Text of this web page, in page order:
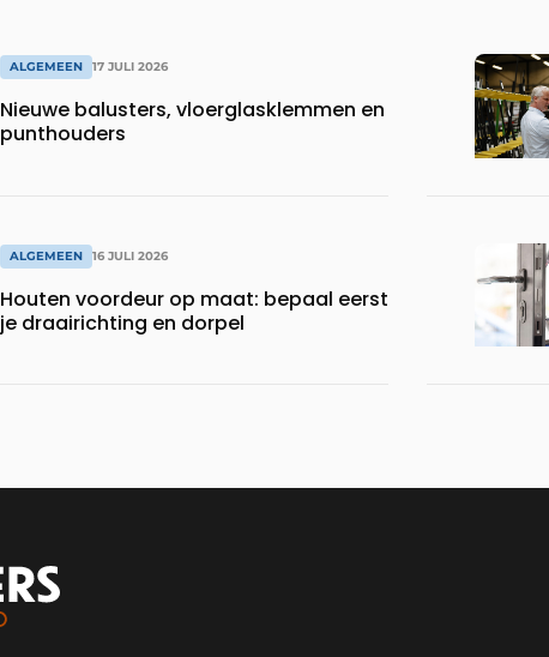
ALGEMEEN 17 JULI 2026
Nieuwe balusters, vloerglasklemmen en
punthouders
ALGEMEEN 16 JULI 2026
Houten voordeur op maat: bepaal eerst
je draairichting en dorpel